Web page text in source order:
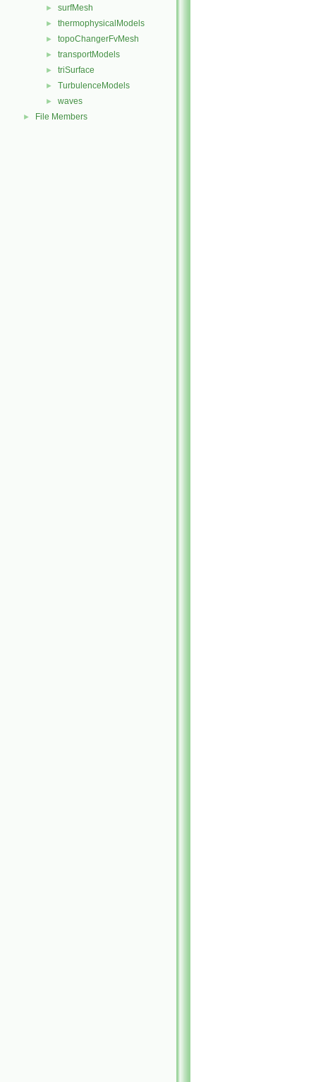
► surfMesh
► thermophysicalModels
► topoChangerFvMesh
► transportModels
► triSurface
► TurbulenceModels
► waves
► File Members